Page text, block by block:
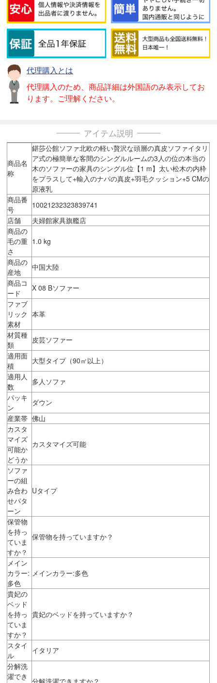
代理購入とは
代理購入のため、商品詳細は外国語のみ表示してお
ります。ご理解ください。
アイテム説明
商品名
称
鍖莎公館ソファ北欧の軽い贅沢な頭層の真皮ソファイタリ
ア式の極簡単な客間のシングルルームの3人の位の本当の
木のソファーの家具のシングル位【1 m】太い松木の内枠
をプラスして+輸入のナパの真皮+羽毛クッション+5 CMの
原液乳
商品番
号
10021232323839741
店舗
夫婦館家具旗艦店
商品の
毛の重
さ
1.0 kg
商品の
産地
中国大陸
商品コ
ード
X 08 Bソファー
ファブ
リック
素材
本革
材質種
類
皮芸ソファー
適用面
積
大型タイプ（90㎡以上）
適用人
数
多人ソファ
パッキ
ン
ダウン
産業帯 佛山
カスタ
マイズ
可能か
どうか
カスタマイズ可能
ソファ
ーの組
み合わ
せパタ
ーン
Uタイプ
保管物
を持っ
ていま
すか？
保管物を持っていますか？
メイン
カラー:
多色
メインカラー:多色
貴妃の
ベッド
を持っ
ていま
すか？
貴妃のベッドを持っていますか？
スタイ
ル
イタリア
分解洗
濯でき
分解洗濯できますか？